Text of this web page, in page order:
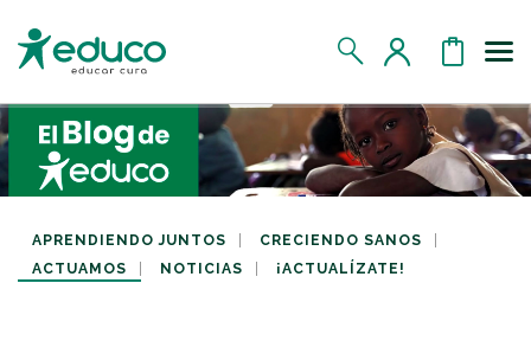
MIS DATOS
MIS APADRINADOS
APRENDIENDO JUNTOS
CRECIENDO SANOS
ACTUAMOS
NOTICIAS ¡ACTUALÍZATE!